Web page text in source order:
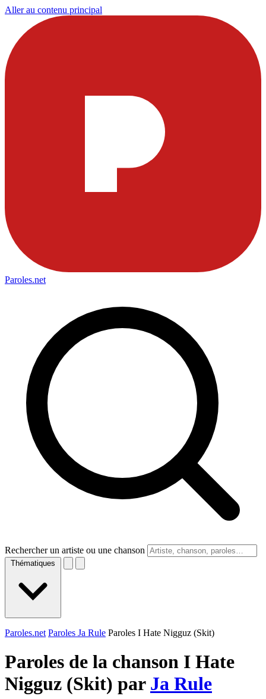
Aller au contenu principal
Paroles.net
Rechercher un artiste ou une chanson
Thématiques
Paroles.net Paroles Ja Rule Paroles I Hate Nigguz (Skit)
Paroles de la chanson I Hate
Nigguz (Skit) par Ja Rule